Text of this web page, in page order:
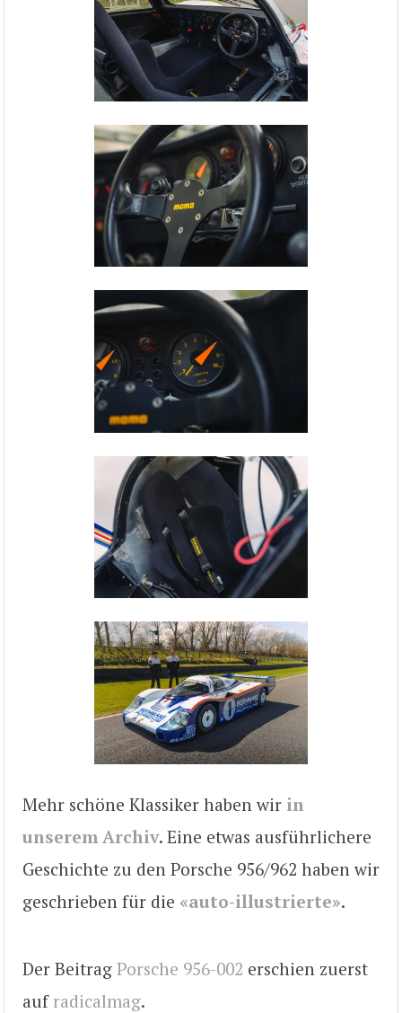
Mehr schöne Klassiker haben wir in
unserem Archiv. Eine etwas ausführlichere
Geschichte zu den Porsche 956/962 haben wir
geschrieben für die «auto-illustrierte».
Der Beitrag Porsche 956-002 erschien zuerst
auf radicalmag.